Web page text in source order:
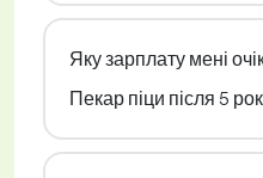
Яку зарплату мені
Пекар піци після 5